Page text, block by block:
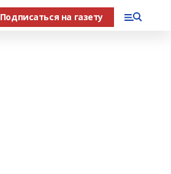
Подписаться на газету